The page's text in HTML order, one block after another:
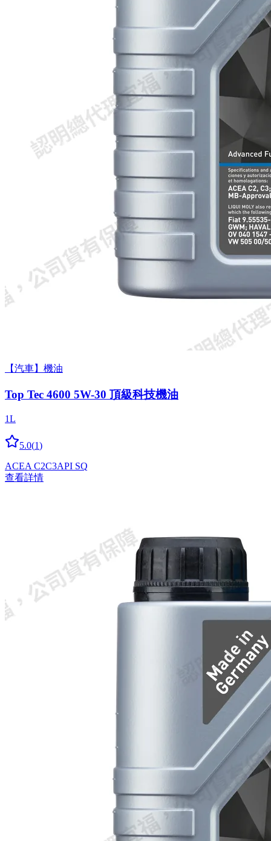
【汽車】機油
Top Tec 4600 5W-30 頂級科技機油
1L
5.0(1)
ACEA C2C3API SQ
查看詳情